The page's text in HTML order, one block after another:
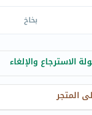
بخاخ
الاسترجاع والإلغاء
المتجر